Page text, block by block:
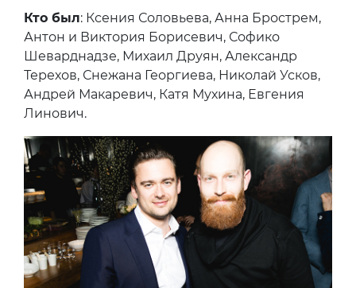
Кто был: Ксения Соловьева, Анна Брострем,
Антон и Виктория Борисевич, Софико
Шеварднадзе, Михаил Друян, Александр
Терехов, Снежана Георгиева, Николай Усков,
Андрей Макаревич, Катя Мухина, Евгения
Линович.